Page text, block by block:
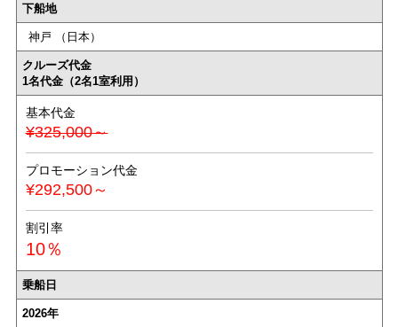
下船地
神戸 （日本）
クルーズ代金
1名代金（2名1室利用）
基本代金
¥325,000～
プロモーション代金
¥292,500～
割引率
10％
乗船日
2026年